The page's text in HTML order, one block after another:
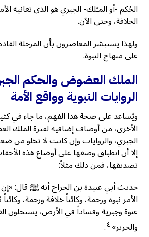
الحُكم -أو المـُلك- الجبري هو الذي تعانيه
الخلافة، وحتى الآن.
ولهذا يستبشر المعاصرون بأن المرحلة
على منهاج النبوة.
الملك العضوض والحكم
الروايات النبوية وواقع الأمة
ويُساعد على صحة هذا الفهم، ما جاء في
الأخرى، من أوصاف إضافية لفترة الملك
الجبري، والروايات وإن كانت لا تخلو من
إلا أن انطباق وصفها على أوضاع هذه
تصديقها، فمن ذلك مثلاً:
حديث أبي عبيدة بن الجراح أنه ﷺ قال: «إن
الأمر نبوة ورحمة، وكائناً خلافة ورحمة،
عنوة وجبرية وفساداً في الأرض، يستحلون
والحرير»٤.